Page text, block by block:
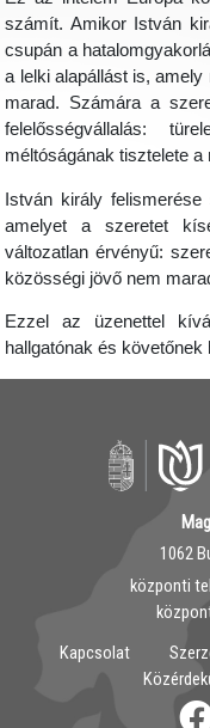
számít. Amikor István
csupán a
a lelki alapállást is,
marad. Számára a
felelősségvállalás:
méltóságának tisztelete a
István király
amelyet a szeretet
változatlan érvényű:
közösségi jövő nem
Ezzel az üzenettel
hallgatónak és követőnek
1062
központi
Kapcsolat